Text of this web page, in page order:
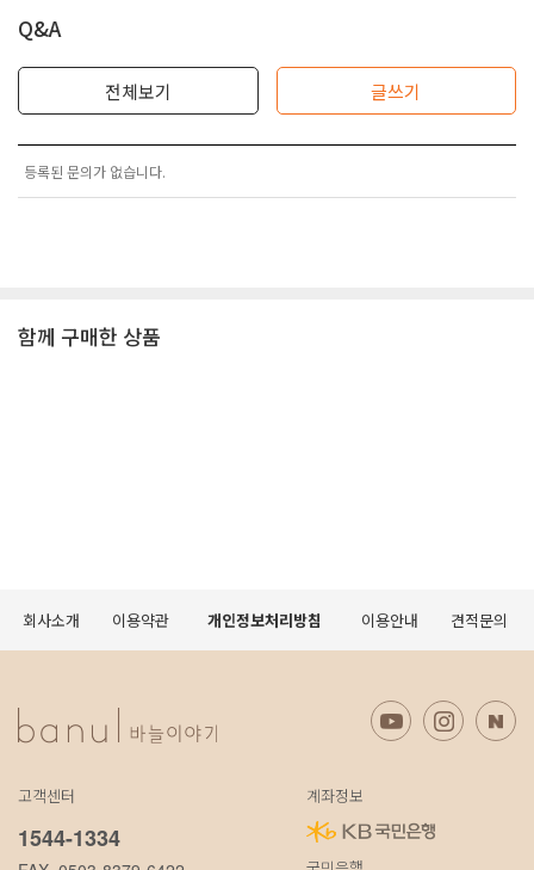
Q&A
전체보기 글쓰기
등록된 문의가 없습니다.
함께 구매한 상품
회사소개 이용약관 개인정보처리방침 이용안내 견적문의
고객센터
1544-1334
계좌정보